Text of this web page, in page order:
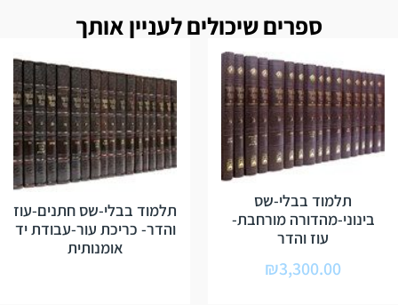
ספרים שיכולים לעניין אותך
תלמוד בבלי-שס
בינוני-מהדורה מורחבת-
עוז והדר
₪3,300.00
תלמוד בבלי-שס חתנים-עוז
והדר- כריכת עור-עבודת יד
אומנותית